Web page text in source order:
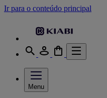
Ir para o conteúdo principal
Menu